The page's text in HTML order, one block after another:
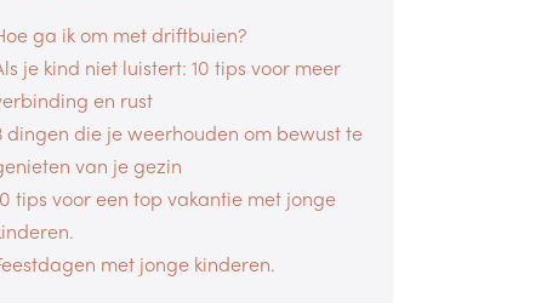
ga ik om met driftbuien?
je kind niet luistert: 10 tips voor meer
en rust
dingen die je weerhouden om bewust te
van je gezin
tips voor een top vakantie met jonge
met jonge kinderen.